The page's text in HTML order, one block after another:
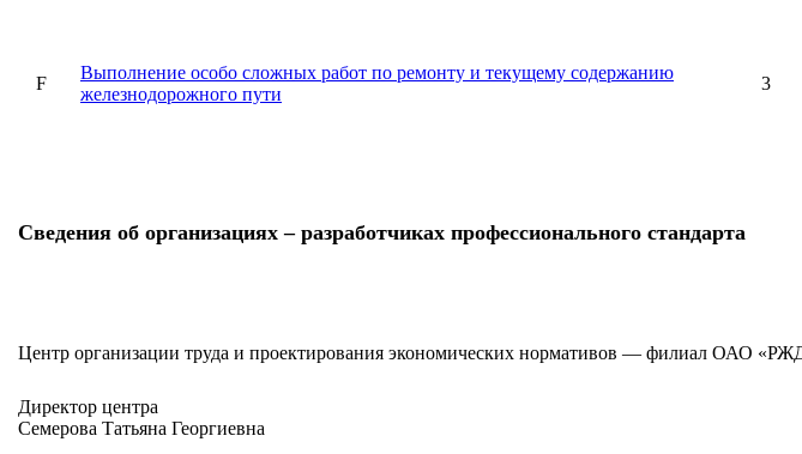
F
Выполнение особо сложных работ по ремонту и текущему содержанию
железнодорожного пути
3
Сведения об организациях – разработчиках профессионального стандарта
Центр организации труда и проектирования экономических нормативов — филиал ОАО
Директор центра
Семерова Татьяна Георгиевна